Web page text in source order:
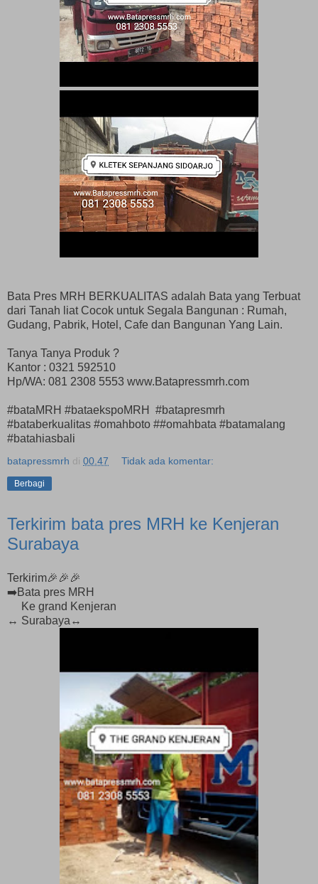
Bata Pres MRH BERKUALITAS adalah Bata yang Terbuat
dari Tanah liat Cocok untuk Segala Bangunan : Rumah,
Gudang, Pabrik, Hotel, Cafe dan Bangunan Yang Lain.
Tanya Tanya Produk ?
Kantor : 0321 592510
Hp/WA: 081 2308 5553 www.Batapressmrh.com
#bataMRH #bataekspoMRH #batapresmrh
#bataberkualitas #omahboto ##omahbata #batamalang
#batahiasbali
batapressmrh di 00.47 Tidak ada komentar:
Berbagi
Terkirim bata pres MRH ke Kenjeran
Surabaya
Terkirim🎉🎉🎉
➡️Bata pres MRH
Ke grand Kenjeran
↔️ Surabaya↔️